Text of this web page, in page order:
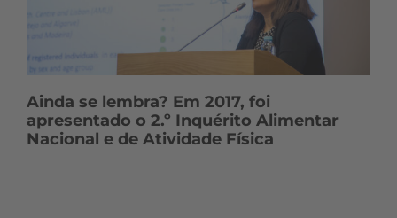
Ainda se lembra? Em 2017, foi
apresentado o 2.º Inquérito Alimentar
Nacional e de Atividade Física